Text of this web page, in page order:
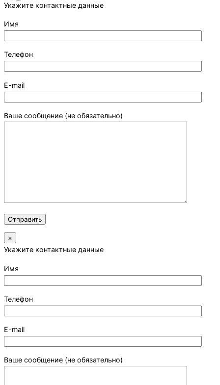
Укажите контактные данные
Имя
Телефон
E-mail
Ваше сообщение (не обязательно)
×
Укажите контактные данные
Имя
Телефон
E-mail
Ваше сообщение (не обязательно)